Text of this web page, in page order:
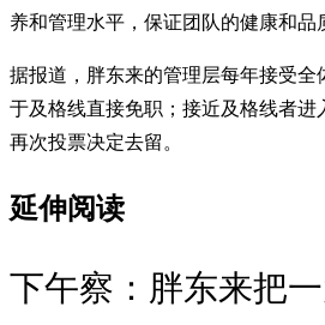
养和管理水平，保证团队的健康和品
据报道，胖东来的管理层每年接受全
于及格线直接免职；接近及格线者进
再次投票决定去留。
延伸阅读
下午察：胖东来把